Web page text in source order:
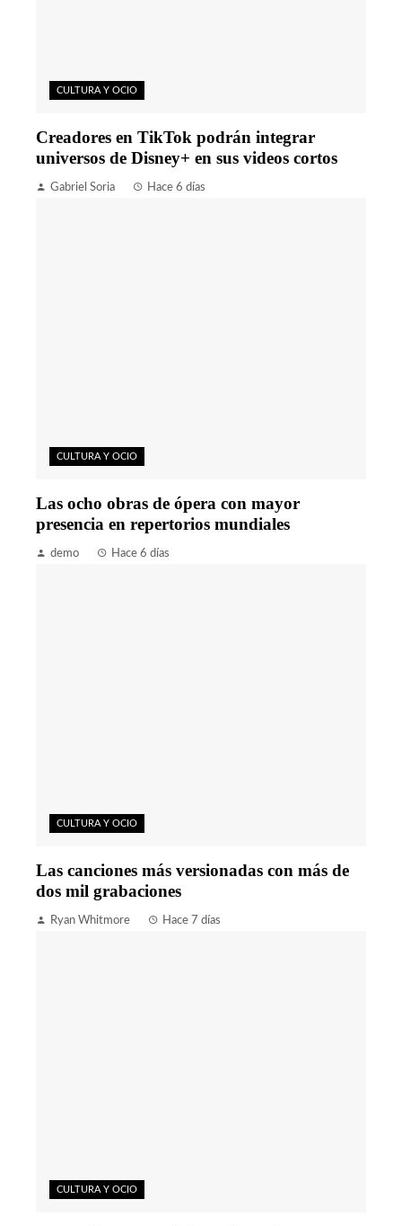
CULTURA Y OCIO
Creadores en TikTok podrán integrar
universos de Disney+ en sus videos cortos
Gabriel Soria Hace 6 días
CULTURA Y OCIO
Las ocho obras de ópera con mayor
presencia en repertorios mundiales
demo Hace 6 días
CULTURA Y OCIO
Las canciones más versionadas con más de
dos mil grabaciones
Ryan Whitmore Hace 7 días
CULTURA Y OCIO